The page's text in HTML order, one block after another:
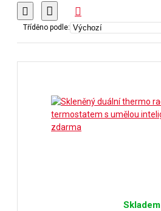
Tříděno podle:
Skladem